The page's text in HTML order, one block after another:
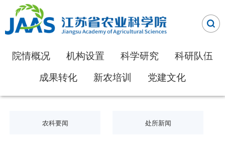
院情概况 机构设置 科学研究
科研队伍
成果转化
新农培训 党建文化
农科要闻 处所新闻